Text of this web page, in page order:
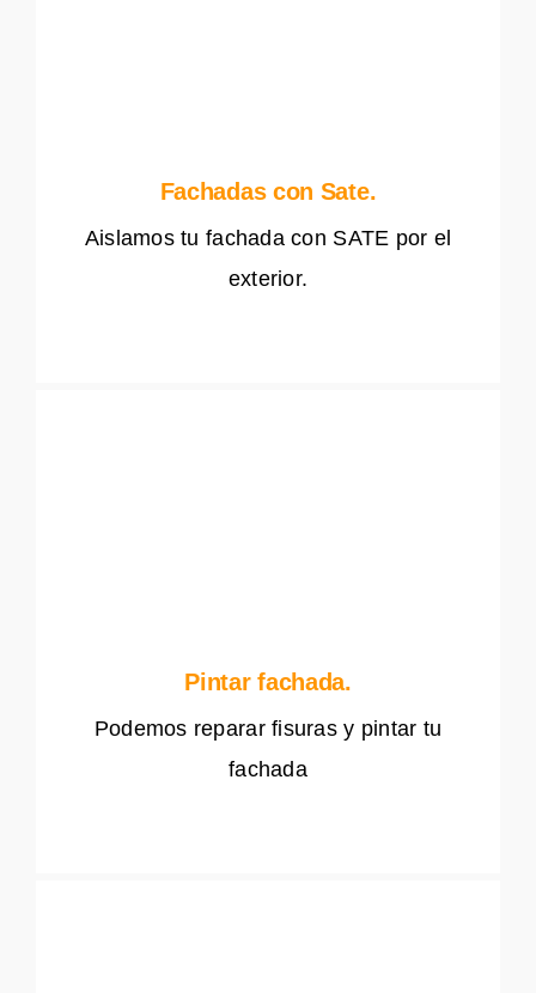
Fachadas con Sate.
Aislamos tu fachada con SATE por el
exterior.
Pintar fachada.
Podemos reparar fisuras y pintar tu
fachada